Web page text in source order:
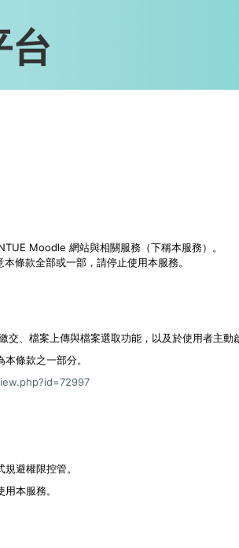
台
Moodle 網站與相關服務（下稱本服務）。
條款全部或一部，請停止使用本服務。
、檔案上傳與檔案選取功能，以及於使用者主動
條款之一部分。
避權限控管。
本服務。